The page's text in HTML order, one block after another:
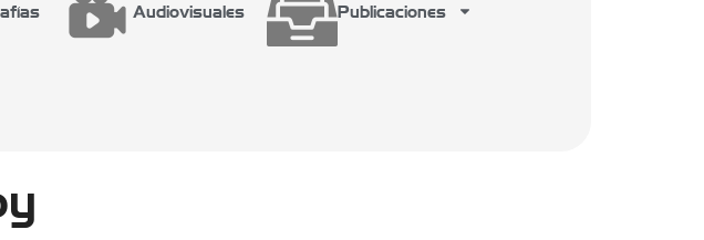
Audiovisuales Publicaciones